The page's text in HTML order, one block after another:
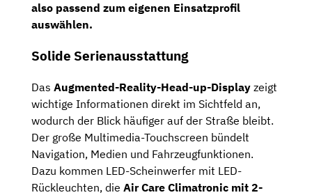
also passend zum eigenen Einsatzprofil
auswählen.
Solide Serienausstattung
Das Augmented-Reality-Head-up-Display zeigt
wichtige Informationen direkt im Sichtfeld an,
wodurch der Blick häufiger auf der Straße bleibt.
Der große Multimedia-Touchscreen bündelt
Navigation, Medien und Fahrzeugfunktionen.
Dazu kommen LED-Scheinwerfer mit LED-
Rückleuchten, die Air Care Climatronic mit 2-